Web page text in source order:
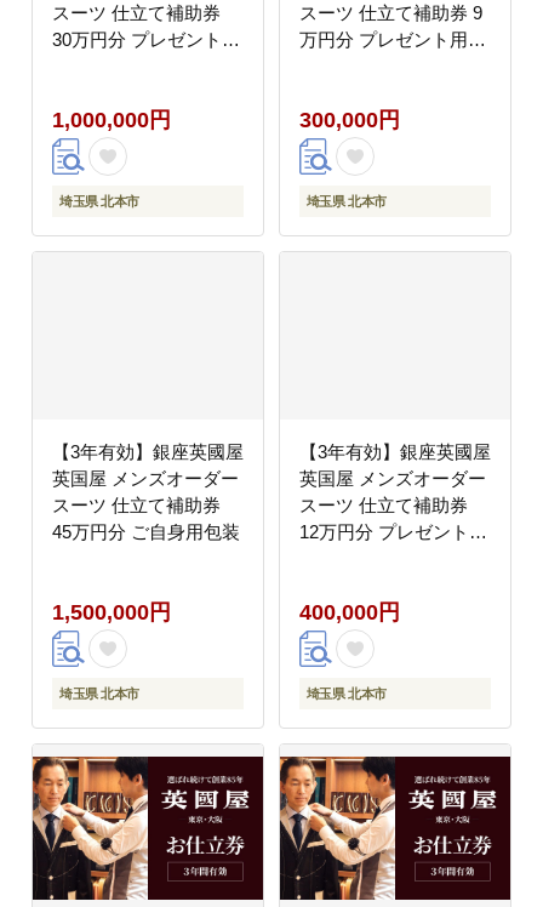
スーツ 仕立て補助券
30万円分 プレゼント用
1,000,000円
埼玉県 北本市
スーツ 仕立て補助券 9
万円分 プレゼント用包
300,000円
埼玉県 北本市
【3年有効】銀座英國屋
英国屋 メンズオーダー
スーツ 仕立て補助券
45万円分 ご自身用包装
1,500,000円
埼玉県 北本市
【3年有効】銀座英國屋
英国屋 メンズオーダー
スーツ 仕立て補助券
12万円分 プレゼント用
400,000円
埼玉県 北本市